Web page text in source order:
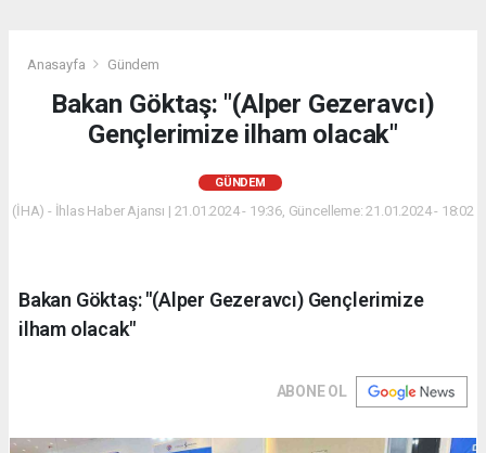
Anasayfa Gündem
Bakan Göktaş: "(Alper Gezeravcı)
Gençlerimize ilham olacak"
GÜNDEM
(İHA) - İhlas Haber Ajansı | 21.01.2024 - 19:36, Güncelleme: 21.01.2024 - 18:02
Bakan Göktaş: "(Alper Gezeravcı) Gençlerimize
ilham olacak"
ABONE OL